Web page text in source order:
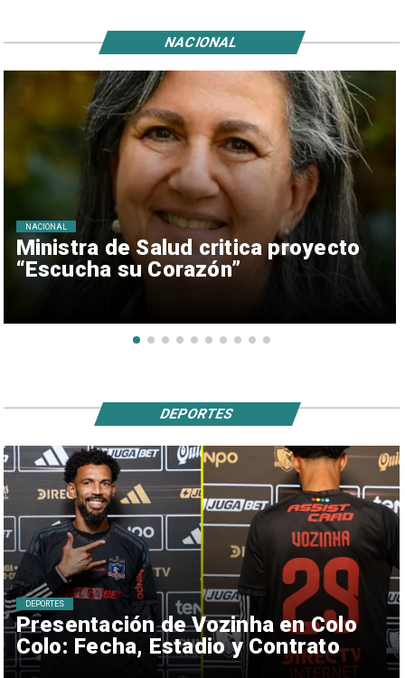
Ministra de Salud critica proyecto
“Escucha su Corazón”
NACIONAL
NACIONAL
Presentación de Vozinha en Colo
Colo: Fecha, Estadio y Contrato
DEPORTES
DEPORTES